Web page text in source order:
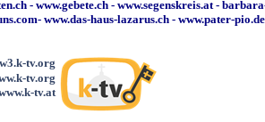
- www.gebete.ch - www.segenskreis.at-
- www.das-haus-lazarus.ch - www.pater-pio.de
tv.org
tv.org
tv.at